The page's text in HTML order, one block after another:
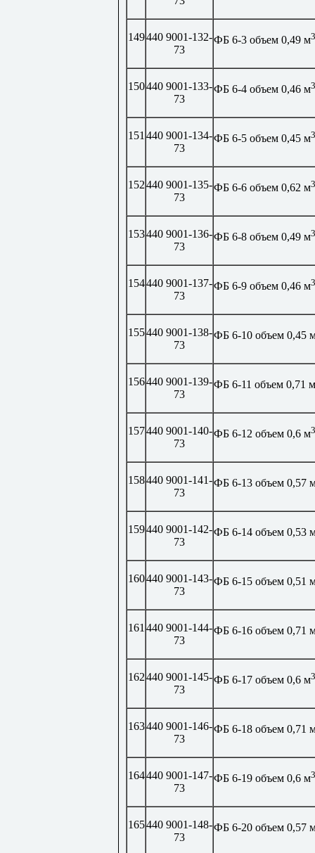
149440 9001-132-
73
ФБ 6-3 объем 0,49 м3
150440 9001-133-
73
ФБ 6-4 объем 0,46 м3
151 440 9001-134-
73
ФБ 6-5 объем 0,45 м3
152440 9001-135-
73
ФБ 6-6 объем 0,62 м3
153440 9001-136-
73
ФБ 6-8 объем 0,49 м3
154440 9001-137-
73
ФБ 6-9 объем 0,46 м3
155440 9001-138-
73
ФБ 6-10 объем 0,45
156440 9001-139-
73
ФБ 6-11 объем 0,71 м
157440 9001-140-
73
ФБ 6-12 объем 0,6 м3
158440 9001-141-
73
ФБ 6-13 объем 0,57
159440 9001-142-
73
ФБ 6-14 объем 0,53
160440 9001-143-
73
ФБ 6-15 объем 0,51
161 440 9001-144-
73
ФБ 6-16 объем 0,71
162440 9001-145-
73
ФБ 6-17 объем 0,6 м3
163440 9001-146-
73
ФБ 6-18 объем 0,71
164440 9001-147-
73
ФБ 6-19 объем 0,6 м3
165440 9001-148-
73
ФБ 6-20 объем 0,57